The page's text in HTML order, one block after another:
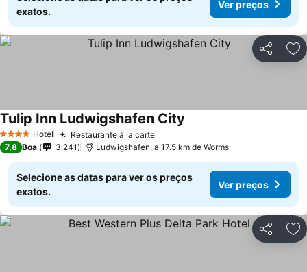
exatos.
Ver preços
Partilhar
4 EstrelasHotel Restaurante à la carte
Tulip Inn Ludwigshafen City
7,8 Boa 3.241 Ludwigshafen, a 17.5 km de Worms
Selecione as datas para ver os preços
exatos.
Ver preços
Partilhar